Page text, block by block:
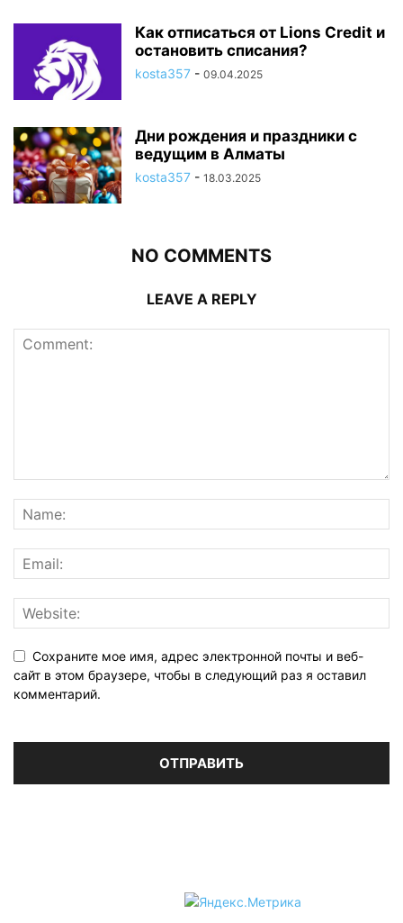
Как отписаться от Lions Credit и
остановить списания?
kosta357 - 09.04.2025
Дни рождения и праздники с
ведущим в Алматы
kosta357 - 18.03.2025
NO COMMENTS
LEAVE A REPLY
Сохраните мое имя, адрес электронной почты и веб-
сайт в этом браузере, чтобы в следующий раз я оставил
комментарий.